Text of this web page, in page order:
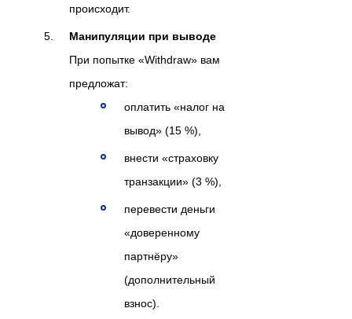
происходит.
Манипуляции при выводе
При попытке «Withdraw» вам
предложат:
оплатить «налог на
вывод» (15 %),
внести «страховку
транзакции» (3 %),
перевести деньги
«доверенному
партнёру»
(дополнительный
взнос).